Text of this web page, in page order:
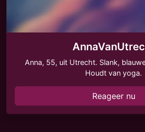
Anna, 55, uit Utrecht. Slank,
Houdt van yoga.
Reageer nu